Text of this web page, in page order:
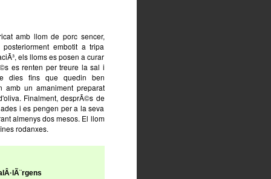
amb llom de porc sencer,
embotit a tripa
els lloms es posen a curar
es renten per treure la sal i
dies fins que quedin ben
amb un amaniment preparat
Finalment, desprÃ©s de
i es pengen per a la seva
almenys dos mesos. El llom
rodanxes.